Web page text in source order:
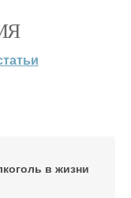
в жизни